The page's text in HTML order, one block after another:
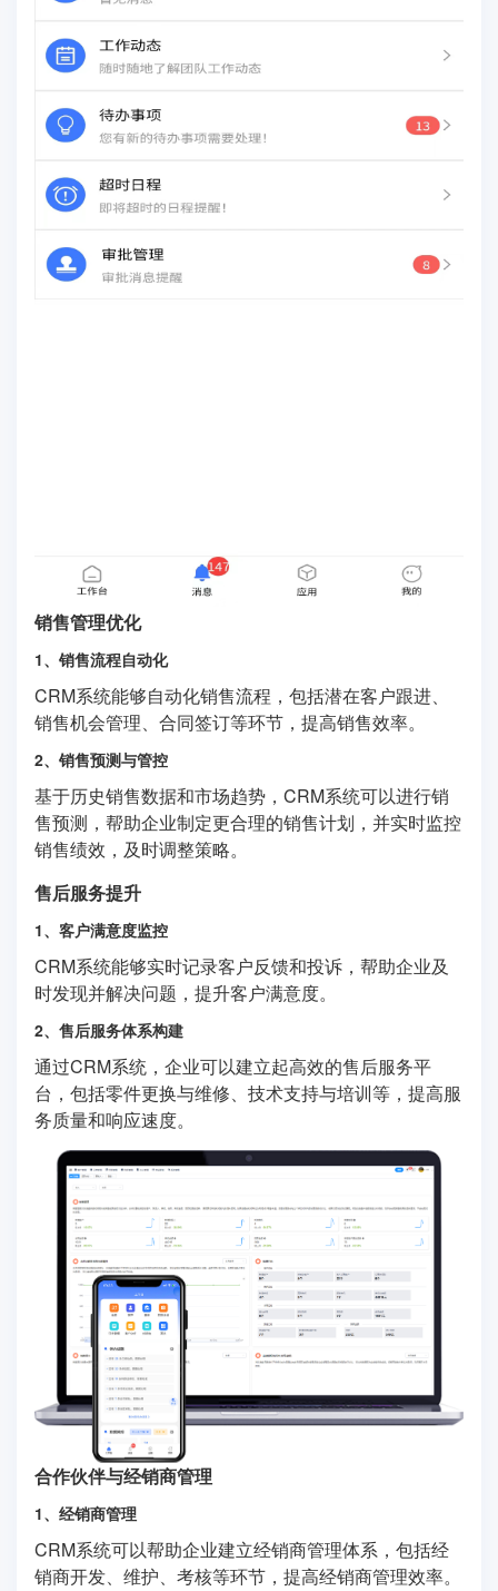
销售管理优化
1、销售流程自动化
CRM系统能够自动化销售流程，包括潜在客户跟进、
销售机会管理、合同签订等环节，提高销售效率。
2、销售预测与管控
基于历史销售数据和市场趋势，CRM系统可以进行销
售预测，帮助企业制定更合理的销售计划，并实时监控
销售绩效，及时调整策略。
售后服务提升
1、客户满意度监控
CRM系统能够实时记录客户反馈和投诉，帮助企业及
时发现并解决问题，提升客户满意度。
2、售后服务体系构建
通过CRM系统，企业可以建立起高效的售后服务平
台，包括零件更换与维修、技术支持与培训等，提高服
务质量和响应速度。
合作伙伴与经销商管理
1、经销商管理
CRM系统可以帮助企业建立经销商管理体系，包括经
销商开发、维护、考核等环节，提高经销商管理效率。